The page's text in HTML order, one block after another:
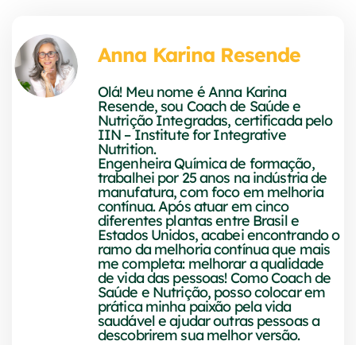
Anna Karina Resende
Olá! Meu nome é Anna Karina
Resende, sou Coach de Saúde e
Nutrição Integradas, certificada pelo
IIN – Institute for Integrative
Nutrition.
Engenheira Química de formação,
trabalhei por 25 anos na indústria de
manufatura, com foco em melhoria
contínua. Após atuar em cinco
diferentes plantas entre Brasil e
Estados Unidos, acabei encontrando o
ramo da melhoria contínua que mais
me completa: melhorar a qualidade
de vida das pessoas! Como Coach de
Saúde e Nutrição, posso colocar em
prática minha paixão pela vida
saudável e ajudar outras pessoas a
descobrirem sua melhor versão.